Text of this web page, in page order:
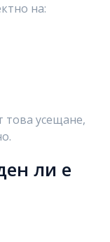
на:
това усещане,
ли е